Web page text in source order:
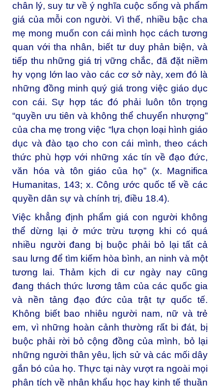
chân lý, suy tư về ý nghĩa cuộc sống và phẩm
giá của mỗi con người. Vì thế, nhiều bậc cha
mẹ mong muốn con cái mình học cách tương
quan với tha nhân, biết tư duy phản biện, và
tiếp thu những giá trị vững chắc, đã đặt niềm
hy vọng lớn lao vào các cơ sở này, xem đó là
những đồng minh quý giá trong việc giáo dục
con cái. Sự hợp tác đó phải luôn tôn trọng
“quyền ưu tiên và không thể chuyển nhượng”
của cha mẹ trong việc “lựa chọn loại hình giáo
dục và đào tạo cho con cái mình, theo cách
thức phù hợp với những xác tín về đạo đức,
văn hóa và tôn giáo của họ” (x. Magnifica
Humanitas, 143; x. Công ước quốc tế về các
quyền dân sự và chính trị, điều 18.4).
Việc khẳng định phẩm giá con người không
thể dừng lại ở mức trừu tượng khi có quá
nhiều người đang bị buộc phải bỏ lại tất cả
sau lưng để tìm kiếm hòa bình, an ninh và một
tương lai. Thảm kịch di cư ngày nay cũng
đang thách thức lương tâm của các quốc gia
và nền tảng đạo đức của trật tự quốc tế.
Không biết bao nhiêu người nam, nữ và trẻ
em, vì những hoàn cảnh thường rất bi đát, bị
buộc phải rời bỏ cộng đồng của mình, bỏ lại
những người thân yêu, lịch sử và các mối dây
gắn bó của họ. Thực tại này vượt ra ngoài mọi
phân tích về nhân khẩu học hay kinh tế thuần